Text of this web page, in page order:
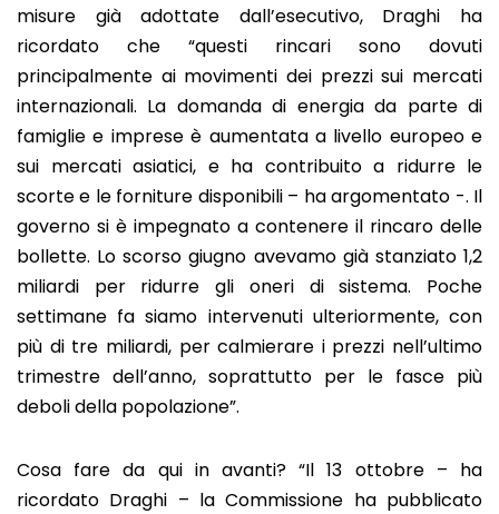
misure già adottate dall’esecutivo, Draghi ha
ricordato che “questi rincari sono dovuti
principalmente ai movimenti dei prezzi sui mercati
internazionali. La domanda di energia da parte di
famiglie e imprese è aumentata a livello europeo e
sui mercati asiatici, e ha contribuito a ridurre le
scorte e le forniture disponibili – ha argomentato -. Il
governo si è impegnato a contenere il rincaro delle
bollette. Lo scorso giugno avevamo già stanziato 1,2
miliardi per ridurre gli oneri di sistema. Poche
settimane fa siamo intervenuti ulteriormente, con
più di tre miliardi, per calmierare i prezzi nell’ultimo
trimestre dell’anno, soprattutto per le fasce più
deboli della popolazione”.
Cosa fare da qui in avanti? “Il 13 ottobre – ha
ricordato Draghi – la Commissione ha pubblicato